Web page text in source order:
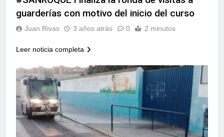
echa el cierre con éxito
rotundo
2 Semanas Atrás
La Mancomunidad y el
despedir la feria. Ojo si vas
a Santa Bárbara
2 Semanas Atrás
La feria se despide por todo
lo alto: Antonio José,
fuegos artificiales y música
hasta el amanecer
2 Semanas Atrás
guarderías con motivo del inicio del curso
Juan Rivas 3 años atrás 0 2 minutos
Leer noticia completa